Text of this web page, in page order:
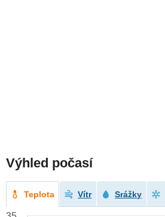
Výhled počasí
Teplota Vítr Srážky